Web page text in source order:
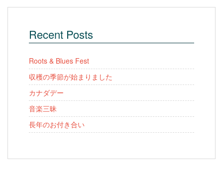
Recent Posts
Roots & Blues Fest
収穫の季節が始まりました
カナダデー
音楽三昧
長年のお付き合い